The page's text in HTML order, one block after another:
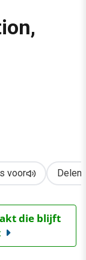
voor Delen
die blijft